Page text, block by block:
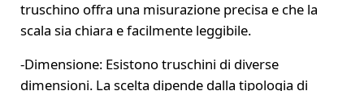
truschino offra una misurazione precisa e che la
scala sia chiara e facilmente leggibile.
-Dimensione: Esistono truschini di diverse
dimensioni. La scelta dipende dalla tipologia di